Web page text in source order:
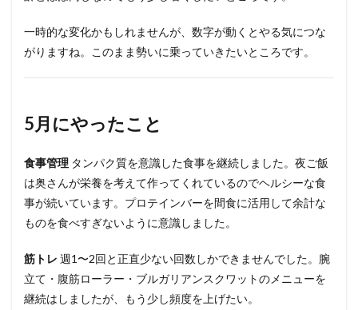
一時的な変化かもしれませんが、数字が動くとやる気につな
がりますね。このまま勢いに乗っていきたいところです。
5月にやったこと
食事管理 タンパク質を意識した食事を継続しました。夜ご飯
は奥さんが栄養を考えて作ってくれているのでヘルシーな食
事が続いています。プロテインバーを間食に活用して余計な
ものを食べすぎないように意識しました。
筋トレ 週1〜2回と正直少ない回数しかできませんでした。腕
立て・腹筋ローラー・ブルガリアンスクワットのメニューを
継続はしましたが、もう少し頻度を上げたい。